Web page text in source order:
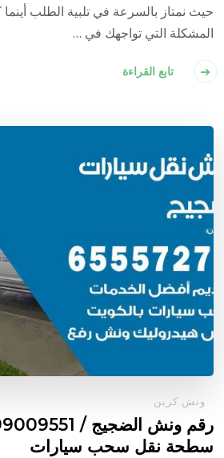
حيث نمتاز بالسرعة في تلبية الطلب
المشكلة التي تواجهك في …
تابع القراءة
ونش كرين
سطحة نقل سحب سيارات